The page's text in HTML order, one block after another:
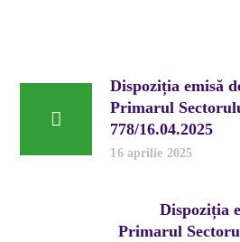
Dispoziția emisă
Primarul
778/16.04.2025
16 aprilie 2025
Dispoziția
Primarul